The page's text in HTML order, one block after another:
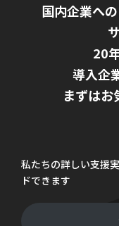
国内企業へ
20
導入企
まずはお
私たちの詳しい支援
ドできます